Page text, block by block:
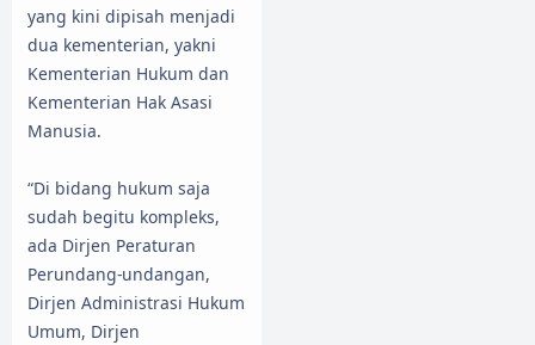
yang kini dipisah menjadi
dua kementerian, yakni
Kementerian Hukum dan
Kementerian Hak Asasi
Manusia.
“Di bidang hukum saja
sudah begitu kompleks,
ada Dirjen Peraturan
Perundang-undangan,
Dirjen Administrasi Hukum
Umum, Dirjen